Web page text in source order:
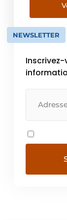
pouvez
judicieux,
un […]
NEWSLETTER